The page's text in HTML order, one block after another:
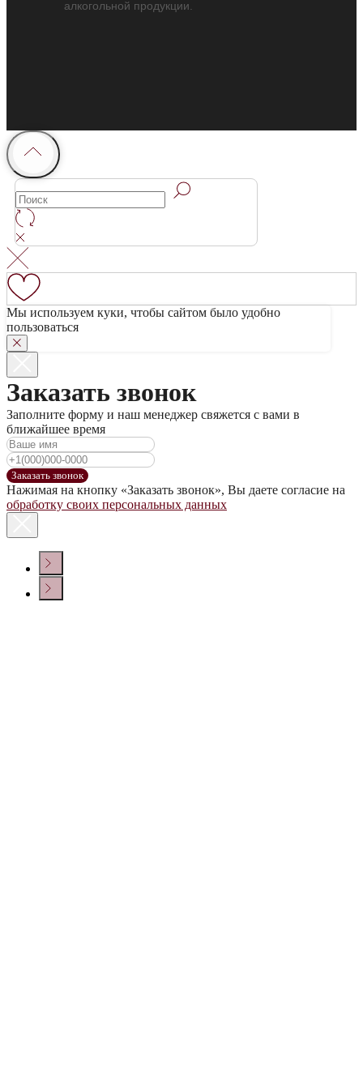
алкогольной продукции.
Мы используем куки, чтобы сайтом было удобно
пользоваться
Заказать звонок
Заполните форму и наш менеджер свяжется с вами в
ближайшее время
Заказать звонок
Нажимая на кнопку «Заказать звонок», Вы даете согласие на
обработку своих персональных данных